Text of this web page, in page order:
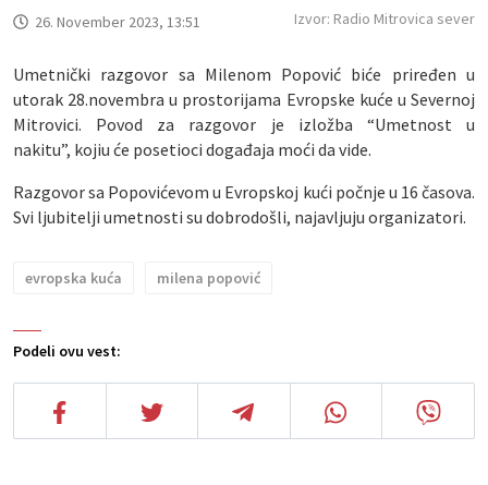
Podeli ovu vest:
26. November 2023, 13:51 Izvor: Radio Mitrovica sever
Umetnički razgovor sa Milenom Popović biće priređen u
utorak 28.novembra u prostorijama Evropske kuće u Severnoj
Mitrovici. Povod za razgovor je izložba “Umetnost u
nakitu”, kojiu će posetioci događaja moći da vide.
Razgovor sa Popovićevom u Evropskoj kući počnje u 16 časova.
Svi ljubitelji umetnosti su dobrodošli, najavljuju organizatori.
evropska kuća milena popović